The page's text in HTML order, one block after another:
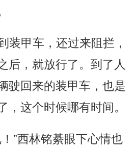
装甲车，还过来阻拦，
后，就放行了。到了人
驶回来的装甲车，也是
，这个时候哪有时间。
”西林铭綦眼下心情也